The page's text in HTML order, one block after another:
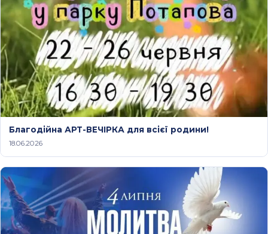
Благодійна АРТ-ВЕЧІРКА для всієї родини!
18.06.2026